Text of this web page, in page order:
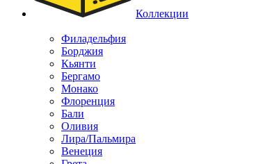
Коллекции
Филадельфия
Борджия
Кьянти
Бергамо
Монако
Флоренция
Бали
Оливия
Лира/Пальмира
Венеция